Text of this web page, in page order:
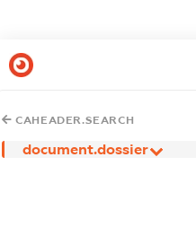
CAHEADER.SEARCH
document.dossier